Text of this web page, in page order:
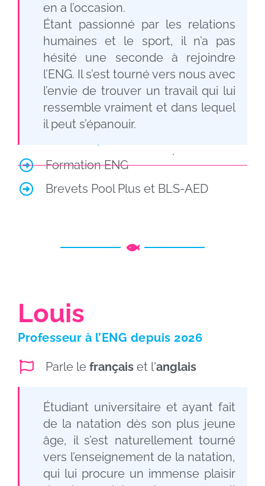
en a l’occasion.
Étant passionné par les relations
humaines et le sport, il n’a pas
hésité une seconde à rejoindre
l’ENG. Il s’est tourné vers nous avec
l’envie de trouver un travail qui lui
ressemble vraiment et dans lequel
il peut s’épanouir.
Formation ENG
Brevets Pool Plus et BLS-AED
Louis
Professeur à l’ENG depuis 2026
Parle le français et l'anglais
Étudiant universitaire et ayant fait
de la natation dès son plus jeune
âge, il s’est naturellement tourné
vers l’enseignement de la natation,
qui lui procure un immense plaisir